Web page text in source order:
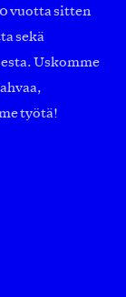
vuotta sitten
sekä
Uskomme
työtä!